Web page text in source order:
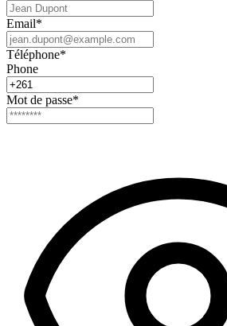
Email*
Téléphone*
Phone
Mot de passe*